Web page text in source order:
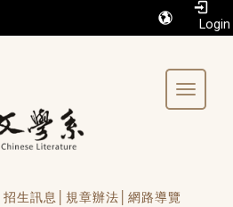
Toggle
招生訊息│ 規章辦法│ 網路導覽